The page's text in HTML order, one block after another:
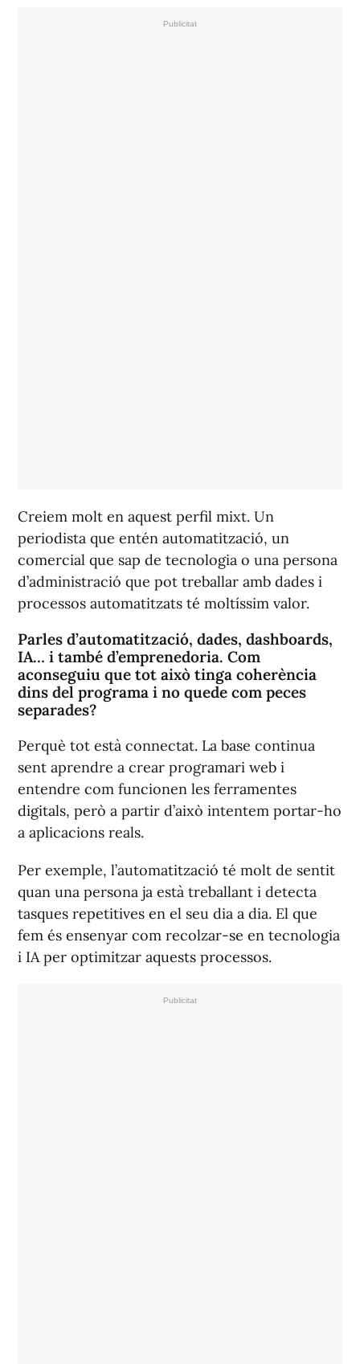
Creiem molt en aquest perfil mixt. Un
periodista que entén automatització, un
comercial que sap de tecnologia o una persona
d’administració que pot treballar amb dades i
processos automatitzats té moltíssim valor.
Parles d’automatització, dades, dashboards,
IA… i també d’emprenedoria. Com
aconseguiu que tot això tinga coherència
dins del programa i no quede com peces
separades?
Perquè tot està connectat. La base continua
sent aprendre a crear programari web i
entendre com funcionen les ferramentes
digitals, però a partir d’això intentem portar-ho
a aplicacions reals.
Per exemple, l’automatització té molt de sentit
quan una persona ja està treballant i detecta
tasques repetitives en el seu dia a dia. El que
fem és ensenyar com recolzar-se en tecnologia
i IA per optimitzar aquests processos.